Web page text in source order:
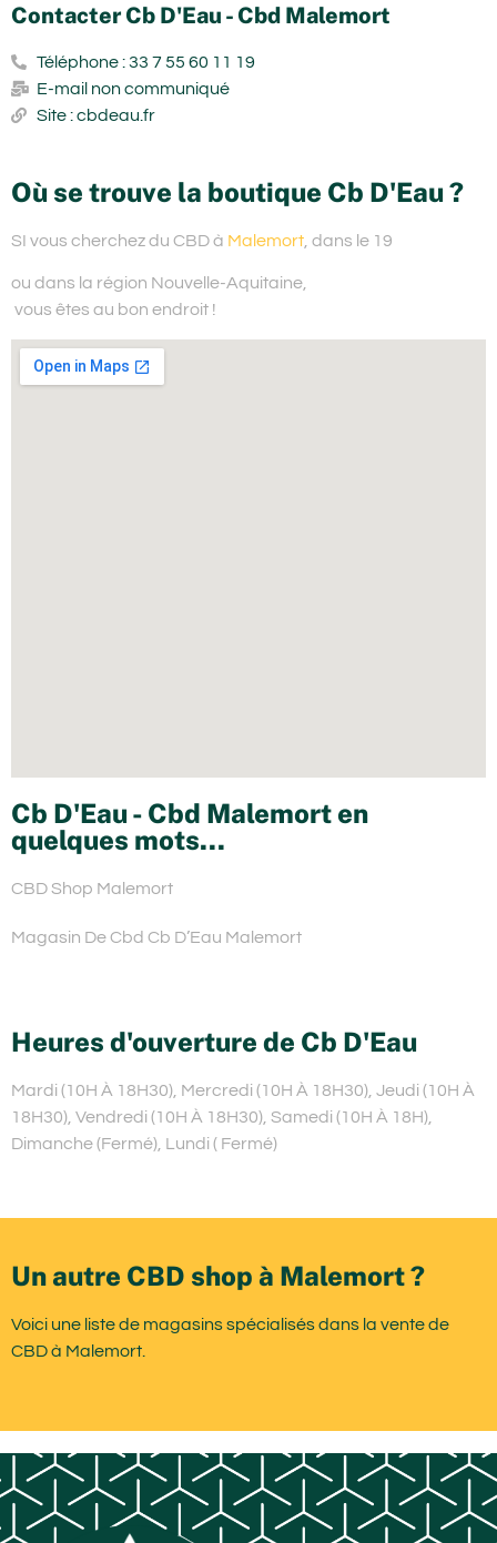
Contacter Cb D'Eau - Cbd Malemort
Téléphone : 33 7 55 60 11 19
E-mail non communiqué
Site : cbdeau.fr
Où se trouve la boutique Cb D'Eau ?
SI vous cherchez du CBD à Malemort , dans le 19
ou dans la région Nouvelle-Aquitaine,
vous êtes au bon endroit !
Cb D'Eau - Cbd Malemort en
quelques mots...
CBD Shop Malemort
Magasin De Cbd Cb D’Eau Malemort
Heures d'ouverture de Cb D'Eau
Mardi (10H À 18H30), Mercredi (10H À 18H30), Jeudi (10H À
18H30), Vendredi (10H À 18H30), Samedi (10H À 18H),
Dimanche (Fermé), Lundi ( Fermé)
Un autre CBD shop à Malemort ?
Voici une liste de magasins spécialisés dans la vente de
CBD à Malemort.